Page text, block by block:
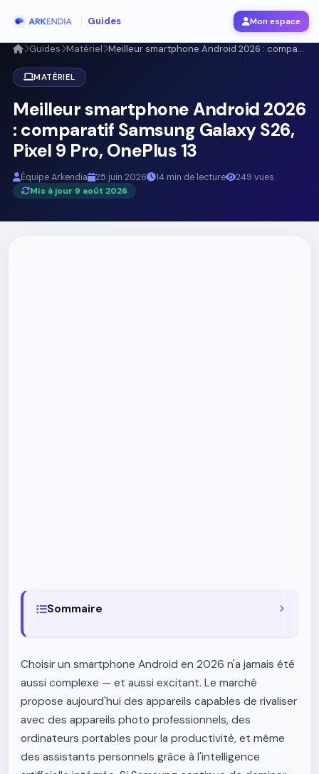
Guides Mon espace
Guides Matériel Meilleur smartphone Android 2026 : compa...
MATÉRIEL
Meilleur smartphone Android 2026
: comparatif Samsung Galaxy S26,
Pixel 9 Pro, OnePlus 13
Équipe Arkendia 25 juin 2026 14 min de lecture
249 vues
Mis à jour 9 août 2026
Sommaire
Choisir un smartphone Android en 2026 n'a jamais été
aussi complexe — et aussi excitant. Le marché
propose aujourd'hui des appareils capables de rivaliser
avec des appareils photo professionnels, des
ordinateurs portables pour la productivité, et même
des assistants personnels grâce à l'intelligence